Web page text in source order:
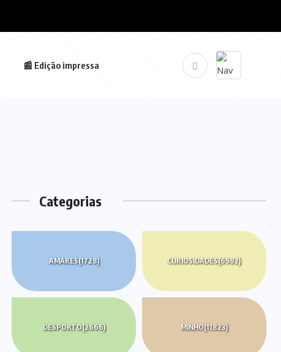
📰 Edição impressa
Categorias
AMARES(1728) CURIOSIDADES(6982)
DESPORTO(2666) MINHO(11823)